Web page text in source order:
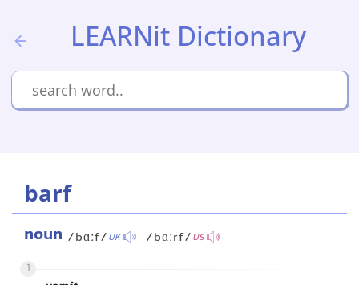
LEARNit Dictionary
barf
noun /bɑːf/UK /bɑːrf/US
1